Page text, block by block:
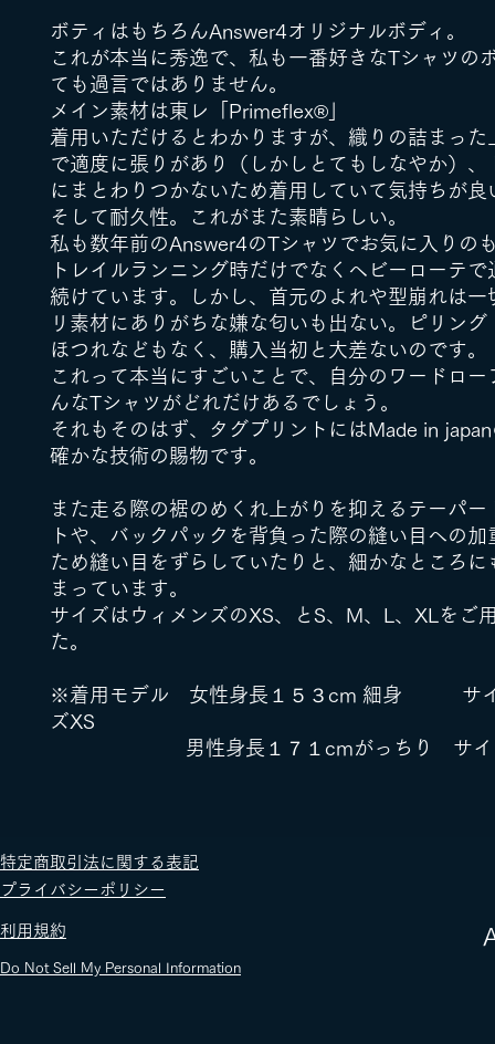
ボティはもちろんAnswer4オリジナルボディ。
これが本当に秀逸で、私も一番好きなTシャツの
ても過言ではありません。
メイン素材は東レ「Primeflex®︎」
着用いただけるとわかりますが、織りの詰まった
で適度に張りがあり（しかしとてもしなやか）、
にまとわりつかないため着用していて気持ちが良
そして耐久性。これがまた素晴らしい。
私も数年前のAnswer4のTシャツでお気に入りの
トレイルランニング時だけでなくヘビーローテで
続けています。しかし、首元のよれや型崩れは一
リ素材にありがちな嫌な匂いも出ない。ピリング
ほつれなどもなく、購入当初と大差ないのです。
これって本当にすごいことで、自分のワードロー
んなTシャツがどれだけあるでしょう。
それもそのはず、タグプリントにはMade in
確かな技術の賜物です。
また走る際の裾のめくれ上がりを抑えるテーパー
トや、バックパックを背負った際の縫い目への加
ため縫い目をずらしていたりと、細かなところに
まっています。
サイズはウィメンズのXS、とS、M、L、XLをご
た。
※着用モデル 女性身長１５３cm 細身 サイ
ズXS
男性身長１７１cmがっちり サイズ
​特定商取引法に関する表記
​プライバシーポリシー
​利用規約
Do Not Sell My Personal Information